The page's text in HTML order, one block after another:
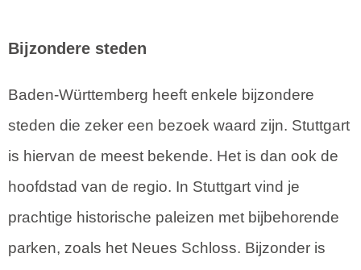
Bijzondere steden
Baden-Württemberg heeft enkele bijzondere
steden die zeker een bezoek waard zijn. Stuttgart
is hiervan de meest bekende. Het is dan ook de
hoofdstad van de regio. In Stuttgart vind je
prachtige historische paleizen met bijbehorende
parken, zoals het Neues Schloss. Bijzonder is